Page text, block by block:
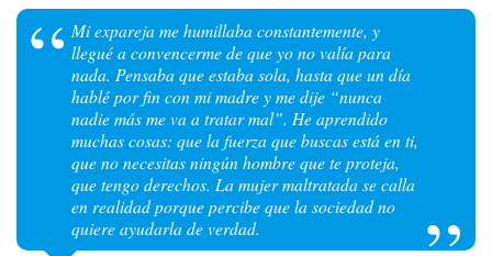
Mi expareja me humillaba constantemente, y
llegué a convencerme de que yo no valía para
nada. Pensaba que estaba sola, hasta que un día
hablé por fin con mi madre y me dije “nunca
nadie más me va a tratar mal”. He aprendido
muchas cosas: que la fuerza que buscas está en ti,
que no necesitas ningún hombre que te proteja,
que tengo derechos. La mujer maltratada se calla
en realidad porque percibe que la sociedad no
quiere ayudarla de verdad.